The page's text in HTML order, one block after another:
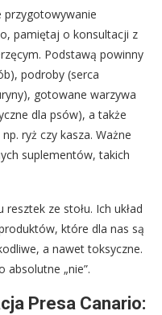
przygotowywanie
pamiętaj o konsultacji z
Podstawą powinny
podroby (serca
gotowane warzywa
dla psów), a także
ryż czy kasza. Ważne
suplementów, takich
ze stołu. Ich układ
które dla nas są
a nawet toksyczne.
absolutne „nie”.
Presa Canario: